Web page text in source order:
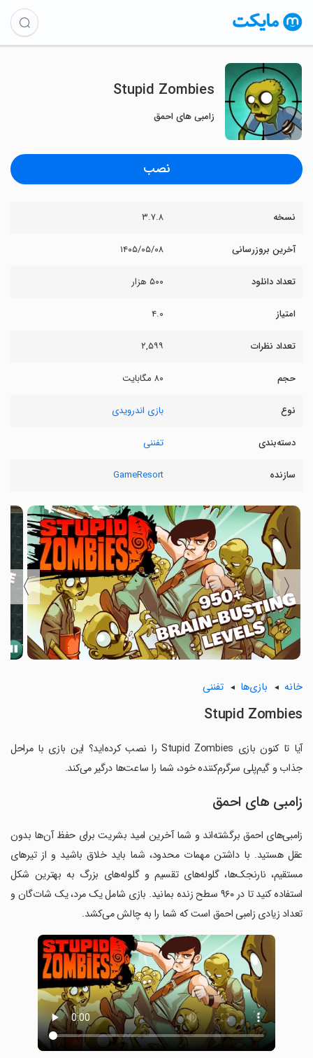
Stupid Zombies
زامبی های احمق
نصب
نسخه ۳.۷.۸
آخرین بروزرسانی ۱۴۰۵/۰۵/۰۸
تعداد دانلود ۵۰۰ هزار
امتیاز ۴.۰
تعداد نظرات ۲,۵۹۹
حجم ۸۰ مگابایت
نوع بازی اندرویدی
دسته‌بندی تفننی
سازنده GameResort
〈
〉
خانه بازی‌ها تفننی
Stupid Zombies
آیا تا کنون بازی Stupid Zombies را نصب کرده‌اید؟ این بازی با مراحل
جذاب و گیم‌پلی سرگرم‌کننده خود، شما را ساعت‌ها درگیر می‌کند.
زامبی های احمق
زامبی‌های احمق برگشته‌اند و شما آخرین امید بشریت برای حفظ آن‌ها بدون
عقل هستید. با داشتن مهمات محدود، شما باید خلاق باشید و از تیرهای
مستقیم، نارنجک‌ها، گلوله‌های تقسیم و گلوله‌های بزرگ به بهترین شکل
استفاده کنید تا در ۹۶۰ سطح زنده بمانید. بازی شامل یک مرد، یک شات‌گان و
تعداد زیادی زامبی احمق است که شما را به چالش می‌کشد.